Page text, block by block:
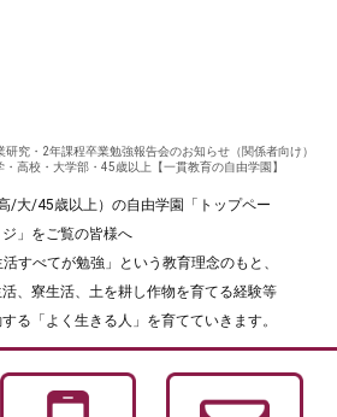
究・2年課程卒業勉強報告会のお知らせ（関係者向け）
高校・大学部・45歳以上【一貫教育の自由学園】
/大/45歳以上）の自由学園「トップペー
ジ」をご覧の皆様へ
すべてが勉強」という教育理念のもと、
、寮生活、土を耕し作物を育てる経験等
る「よく生きる人」を育てていきます。